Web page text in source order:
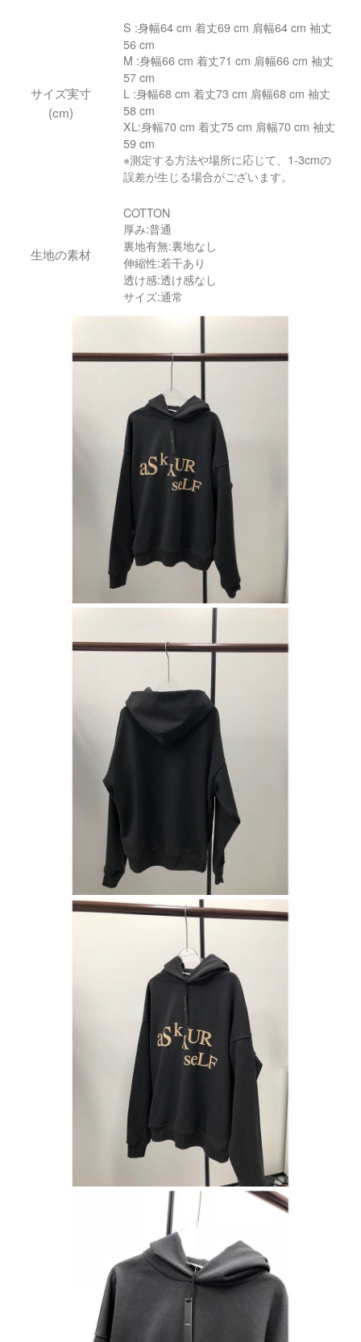
サイズ実寸
(cm)
S :身幅64 cm 着丈69 cm 肩幅64 cm 袖丈
56 cm
M :身幅66 cm 着丈71 cm 肩幅66 cm 袖丈
57 cm
L :身幅68 cm 着丈73 cm 肩幅68 cm 袖丈
58 cm
XL:身幅70 cm 着丈75 cm 肩幅70 cm 袖丈
59 cm
※測定する方法や場所に応じて、1-3cmの
誤差が生じる場合がございます。
生地の素材
COTTON
厚み:普通
裏地有無:裏地なし
伸縮性:若干あり
透け感:透け感なし
サイズ:通常